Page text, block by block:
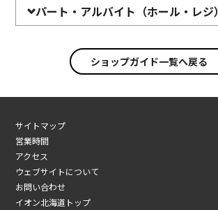
パート・アルバイト（ホール・レジ）
ショップガイド一覧へ戻る
サイトマップ
営業時間
アクセス
ウェブサイトについて
お問い合わせ
イオン北海道トップ